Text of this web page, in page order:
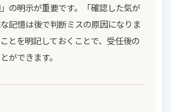
の明示が重要です。「確認した気が
記憶は後で判断ミスの原因になりま
とを明記しておくことで、受任後の
ができます。